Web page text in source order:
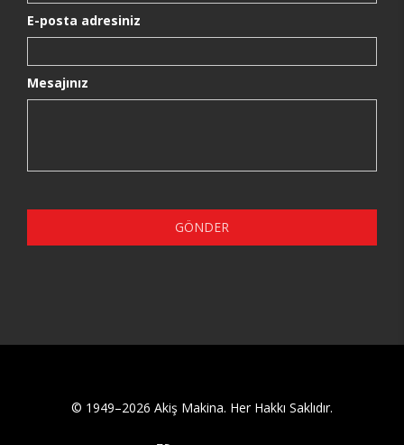
E-posta adresiniz
Mesajınız
GÖNDER
© 1949–2026 Akiş Makina. Her Hakkı Saklıdır.